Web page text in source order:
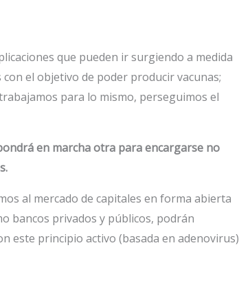
que pueden ir surgiendo a medida
el objetivo de poder producir vacunas;
para lo mismo, perseguimos el
en marcha otra para encargarse no
al mercado de capitales en forma abierta
bancos privados y públicos, podrán
este principio activo (basada en adenovirus)